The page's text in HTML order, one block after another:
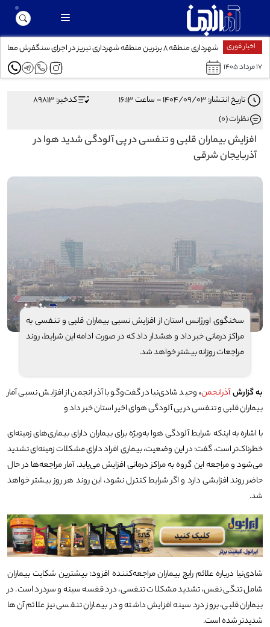
اخبار فوری شهرداری منطقه ۸ برترین منطقه شهرداری تبریز در اجرای سنگفرش معابر
۱۷ مرداد ۱۴۰۵
تاریخ انتشار: ۱۴۰۴/۰۹/۰۳ - ساعت ۱۶:۱۳
کدخبر: 89813
نظرات (0)
افزایش بیماران قلبی و تنفسی در پی آلودگی شدید هوا در
آذربایجان شرقی
سخنگوی اورژانس استان از افزایش نسبی بیماران قلبی و تنفسی به
مراکز درمانی خبر داد و هشدار داد که در صورت ادامه این شرایط، روند
مراجعات روزانه بیشتر خواهد شد.
به گزارشآذرانجمن،وحید شادی‌نیا در گفت‌وگو با آذر انجمن از افزایش نسبی آمار
بیماران قلبی و تنفسی در پی آلودگی هوای اخیر استان خبر داد و
با اشاره به اینکه شرایط آلودگی هوا به‌ویژه برای بیماران دارای بیماری‌های زمینه‌ای
خطرناک‌تر است، گفت: در این وضعیت، بیماری افراد دارای مشکلات زمینه‌ای تشدید
می‌شود و مراجعه این گروه به مراکز درمانی افزایش می‌یابد. آمار مراجعه‌ها در حال
حاضر روند افزایشی دارد و اگر شرایط کنترل نشود، این روند هر روز بیشتر خواهد
شد.
شادی‌نیا درباره علائم رایج بیماران مراجعه‌کننده افزود: بیشترین شکایت بیماران
شامل تنگی نفس، تشدید مشکلات تنفسی، درد قفسه سینه و سردرد است. در
بیماران قلبی، بروز درد سینه افزایش داشته و در بیماران تنفسی نیز علائم آن‌ها
شدیدتر شده است.